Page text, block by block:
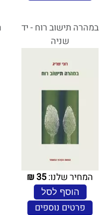
במהרה תישוב רוח - יד
שניה
המחיר שלנו:35
₪
הוסף לסל
פרטים נוספים